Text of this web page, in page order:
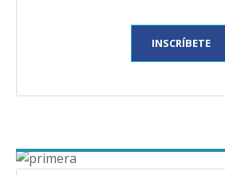
INSCRÍBETE